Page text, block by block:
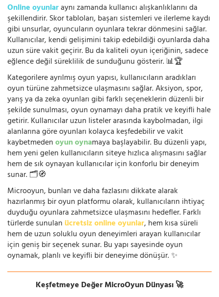
Online oyunlaraynı zamanda kullanıcı alışkanlıklarını da
şekillendirir. Skor tabloları, başarı sistemleri ve ilerleme kaydı
gibi unsurlar, oyuncuların oyunlara tekrar dönmesini sağlar.
Kullanıcılar, kendi gelişimini takip edebildiği oyunlarda daha
uzun süre vakit geçirir. Bu da kaliteli oyun içeriğinin, sadece
eğlence değil süreklilik de sunduğunu gösterir. 📊🏆
Kategorilere ayrılmış oyun yapısı, kullanıcıların aradıkları
oyun türüne zahmetsizce ulaşmasını sağlar. Aksiyon, spor,
yarış ya da zeka oyunları gibi farklı seçeneklerin düzenli bir
şekilde sunulması, oyun oynamayı daha pratik ve keyifli hale
getirir. Kullanıcılar uzun listeler arasında kaybolmadan, ilgi
alanlarına göre oyunları kolayca keşfedebilir ve vakit
kaybetmedenoyun oynamaya başlayabilir. Bu düzenli yapı,
hem yeni gelen kullanıcıların siteye hızlıca alışmasını sağlar
hem de sık oynayan kullanıcılar için konforlu bir deneyim
sunar. 🗂️🧭
Microoyun, bunları ve daha fazlasını dikkate alarak
hazırlanmış bir oyun platformu olarak, kullanıcıların ihtiyaç
duyduğu oyunlara zahmetsizce ulaşmasını hedefler. Farklı
türlerde sunulan ücretsiz online oyunlar, hem kısa süreli
hem de uzun soluklu oyun deneyimleri arayan kullanıcılar
için geniş bir seçenek sunar. Bu yapı sayesinde oyun
oynamak, planlı ve keyifli bir deneyime dönüşür. ✨
Keşfetmeye Değer MicroOyun Dünyası 🚀